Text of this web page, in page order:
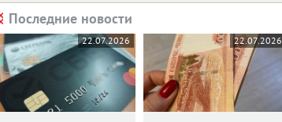
Последние новости
22.07.2026 22.07.2026